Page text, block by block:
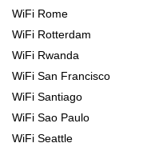
WiFi Rome
WiFi Rotterdam
WiFi Rwanda
WiFi San Francisco
WiFi Santiago
WiFi Sao Paulo
WiFi Seattle